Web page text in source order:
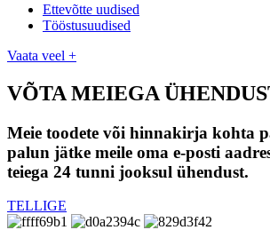
Ettevõtte uudised
Tööstusuudised
Vaata veel +
VÕTA MEIEGA
Meie toodete või hinnakirja kohta
palun jätke meile oma e-posti
teiega 24 tunni jooksul ühendust.
TELLIGE